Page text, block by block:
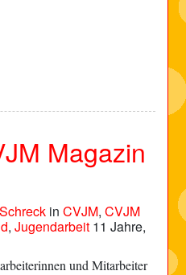
Magazin
inCVJM,CVJM
,Jugendarbeit 11 Jahre,
und Mitarbeiter